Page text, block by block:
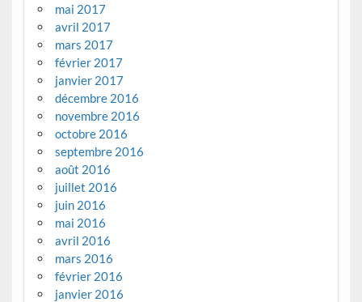
mai 2017
avril 2017
mars 2017
février 2017
janvier 2017
décembre 2016
novembre 2016
octobre 2016
septembre 2016
août 2016
juillet 2016
juin 2016
mai 2016
avril 2016
mars 2016
février 2016
janvier 2016